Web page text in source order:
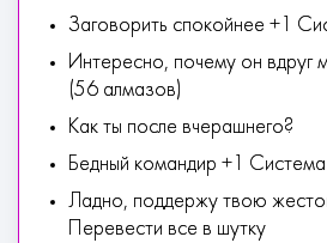
Заговорить спокойнее +1
Интересно, почему он вдруг
(56 алмазов)
Как ты после вчерашнего?
Бедный командир +1 Система
Ладно, поддержу твою
Перевести все в шутку